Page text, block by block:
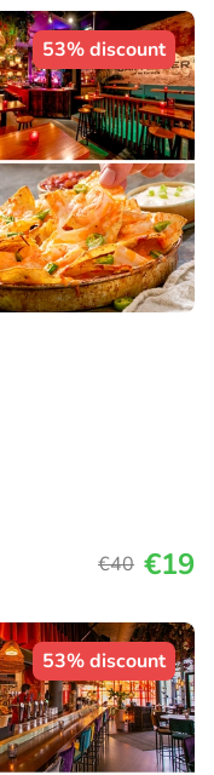
53% discount
€40 €19
53% discount